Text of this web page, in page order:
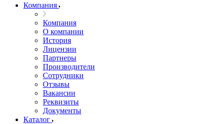
Компания
Компания
О компании
История
Лицензии
Партнеры
Производители
Сотрудники
Отзывы
Вакансии
Реквизиты
Документы
Каталог